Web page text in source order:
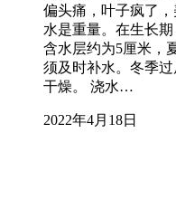
偏头痛，叶子疯了
水是重量。在生长
含水层约为5厘米，
须及时补水。冬季
干燥。 浇水…
2022年4月18日